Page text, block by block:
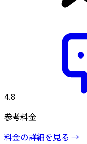
4.8
参考料金
料金の詳細を見る →